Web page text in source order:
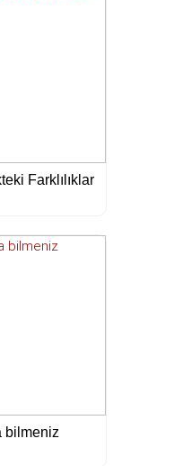
Farklılıklar
bilmeniz